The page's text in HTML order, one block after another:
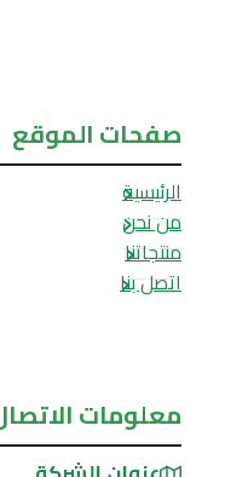
صفحات الموقع
الرئيسية
من نحن
منتجاتنا
اتصل بنا
معلومات